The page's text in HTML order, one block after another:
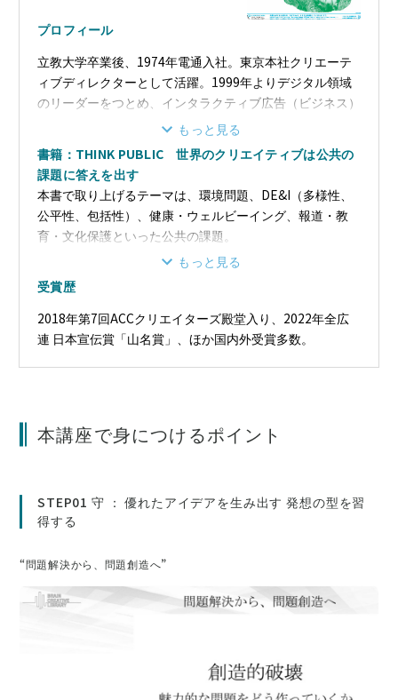
プロフィール
立教大学卒業後、1974年電通入社。東京本社クリエーテ
ィブディレクターとして活躍。1999年よりデジタル領域
のリーダーをつとめ、インタラクティブ広告（ビジネス）
の確立に寄与。トラディショナル広告とインタラクティブ
広告の両方を熟知した数少ないエグゼクティブ クリエー
ティブディレクター。2005年取締役常務執行役員を経
て、2012年ライトパブリシティへ移籍。2015年代表取締
役社長に就任。大阪芸術大学客員教授も務める。主な作品
は、小学館「ピッカピカの一年生」、セブンイレブン「セ
ブンイレブンいい気分」、サントリーローヤル「ランボ
もっと見る
書籍：THINK PUBLIC 世界のクリエイティブは公共の
課題に答えを出す
本書で取り上げるテーマは、環境問題、DE&I（多様性、
公平性、包括性）、健康・ウェルビーイング、報道・教
育・文化保護といった公共の課題。
世界中の企業・行政・公的機関・NPO・NGOなどがどの
ように取り組み、解決へとつなげていったのか。
そして、こうした課題に対して広告がどのような役割を果
たせるのか。
また、本当の意味での「公共広告」とはどういうものなの
もっと見る
受賞歴
2018年第7回ACCクリエイターズ殿堂入り、2022年全広
連 日本宣伝賞「山名賞」、ほか国内外受賞多数。
本講座で身につけるポイント
STEP01 守 ： 優れたアイデアを生み出す 発想の型を習
得する
“問題解決から、問題創造へ”